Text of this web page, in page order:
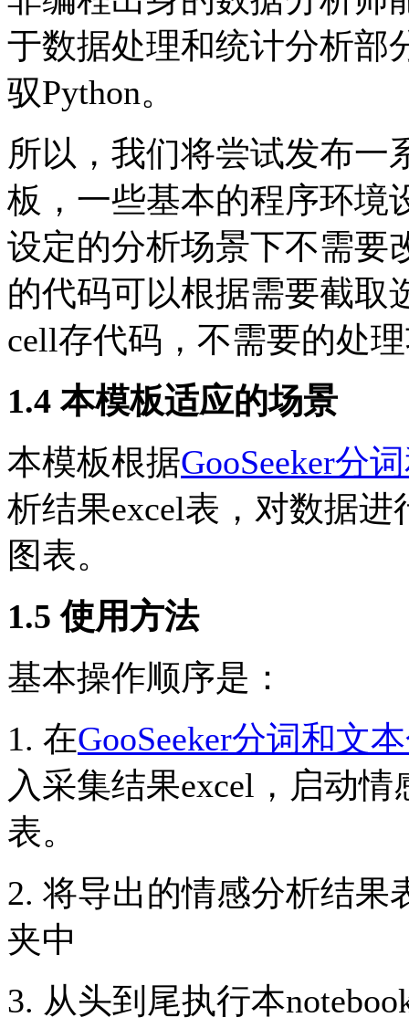
于数据处理和统计分析部
驭Python。
所以，我们将尝试发布一
板，一些基本的程序环境
设定的分析场景下不需要
的代码可以根据需要截取
cell存代码，不需要的处
1.4 本模板适应的场景
本模板根据GooSeeker分
析结果excel表，对数据
图表。
1.5 使用方法
基本操作顺序是：
1. 在GooSeeker分词和文
入采集结果excel，启动
表。
2. 将导出的情感分析结果
夹中
3. 从头到尾执行本